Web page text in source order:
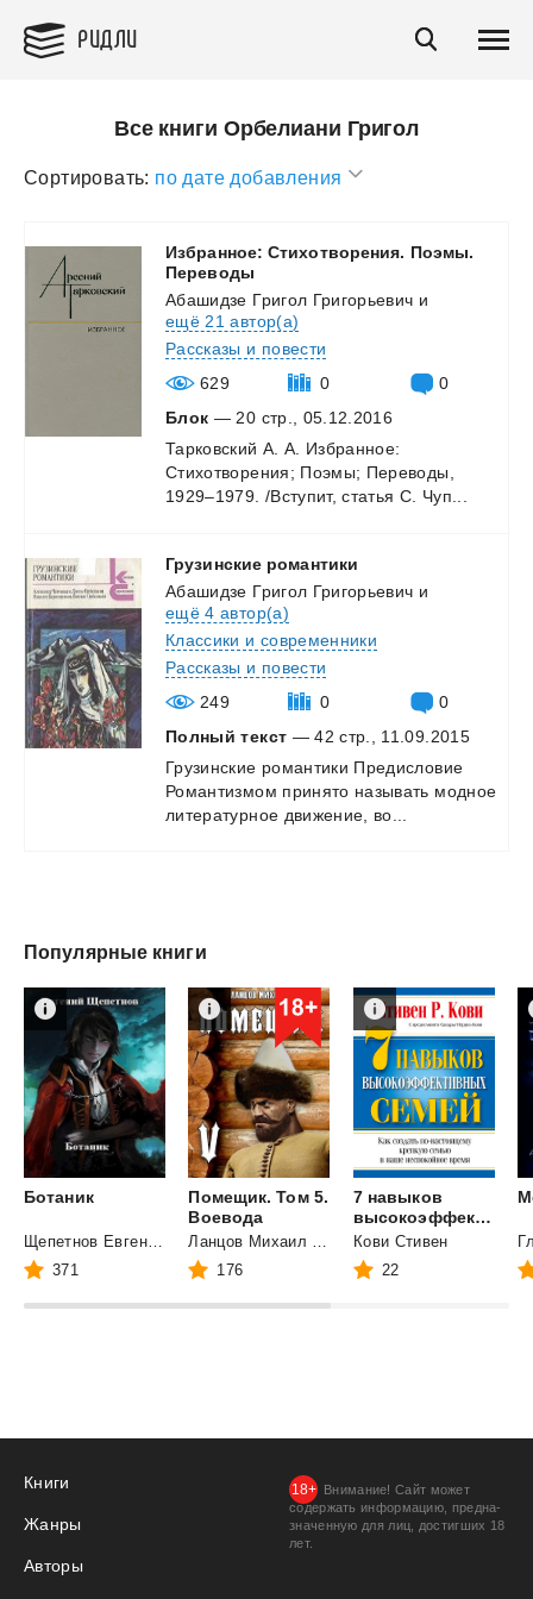
РИДЛИ
Все книги Орбелиани Григол
Сортировать: по дате добавления
Избранное: Стихотворения. Поэмы.
Переводы
Абашидзе Григол Григорьевич и
ещё 21 автор(а)
Рассказы и повести
629
0
0
Блок — 20 стр., 05.12.2016
Тарковский А. А.
Избранное:
Стихотворения; Поэмы; Переводы,
1929–1979. /Вступит, статья С. Чуп...
Грузинские романтики
Абашидзе Григол Григорьевич и
ещё 4 автор(а)
Классики и современники
Рассказы и повести
249
0
0
Полный текст — 42 стр., 11.09.2015
Грузинские романтики Предисловие
Романтизмом принято называть модное
литературное движение, во...
Популярные книги
Ботаник
Щепетнов Евгений Владимирович
371
Помещик. Том 5.
Воевода
176
7 навыков
высокоэффективных семей
Кови Стивен
22
Книги
Жанры
Авторы
Внимание! Сайт может
содержать информацию, предна­
значенную для лиц, дости­гших 18
лет.